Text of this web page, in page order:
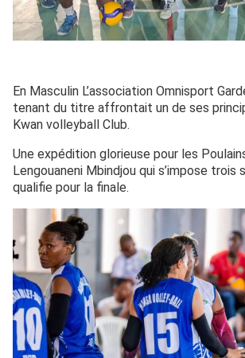
En Masculin L’association Omnisport
tenant du titre affrontait un de ses
Kwan volleyball Club.
Une expédition glorieuse pour les
Lengouaneni Mbindjou qui s’impose
qualifie pour la finale.